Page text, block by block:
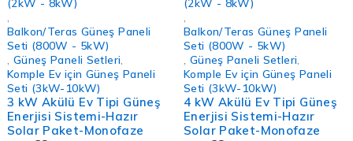
Balkon/Teras Güneş Paneli
Seti (800W - 5kW)
Güneş Paneli Setleri
Komple Ev için Güneş Paneli
Seti (3kW-10kW)
3 kW Akülü Ev Tipi Güneş
Enerjisi Sistemi-Hazır
Solar Paket-Monofaze
Balkon/Teras Güneş Paneli
Seti (800W - 5kW)
Güneş Paneli Setleri
Komple Ev için Güneş Paneli
Seti (3kW-10kW)
4 kW Akülü Ev Tipi Güneş
Enerjisi Sistemi-Hazır
Solar Paket-Monofaze